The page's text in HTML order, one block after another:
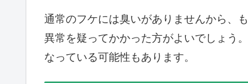
通常のフケには臭いがありませんから、
異常を疑ってかかった方がよいでしょう
なっている可能性もあります。